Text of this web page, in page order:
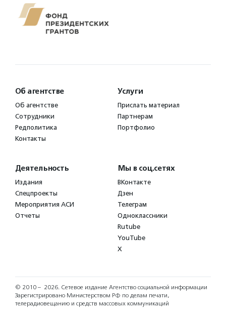
Об агентстве
Об агентстве
Сотрудники
Редполитика
Контакты
Услуги
Прислать материал
Партнерам
Портфолио
Деятельность
Издания
Спецпроекты
Мероприятия АСИ
Отчеты
Мы в соц.сетях
ВКонтакте
Дзен
Телеграм
Одноклассники
Rutube
YouTube
X
© 2010 – 2026. Сетевое издание Агентство социальной информации
Зарегистрировано Министерством РФ по делам печати,
телерадиовещанию и средств массовых коммуникаций